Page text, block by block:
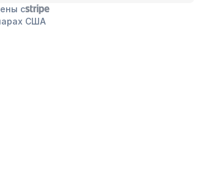
с
США